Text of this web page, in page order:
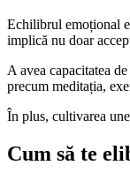
Echilibrul emoțional
implică nu doar
A avea capacitatea
precum meditația,
În plus, cultivarea
Cum să te